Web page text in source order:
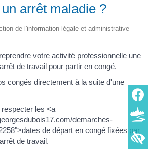
arrêt maladie ?
de l'information légale et administrative
votre activité professionnelle une
de travail pour partir en congé.
congés directement à la suite d'une
les <a
demarches-
de départ en congé fixées par
de travail.